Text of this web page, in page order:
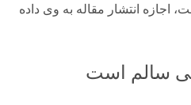
اجازه انتشار مقاله به وی داده
سالم است